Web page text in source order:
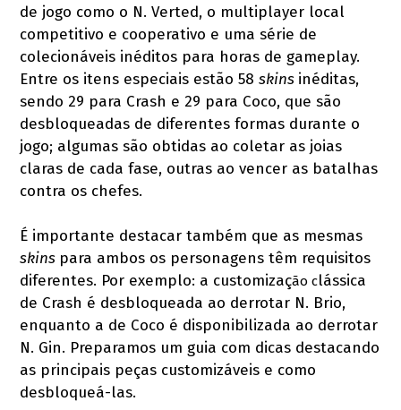
de jogo como o N. Verted, o multiplayer local
competitivo e cooperativo e uma série de
colecionáveis inéditos para horas de gameplay.
Entre os itens especiais estão 58skins inéditas,
sendo 29 para Crash e 29 para Coco, que são
desbloqueadas de diferentes formas durante o
jogo; algumas são obtidas ao coletar as joias
claras de cada fase, outras ao vencer as batalhas
contra os chefes.
É importante destacar também que as mesmas
skins para ambos os personagens têm requisitos
diferentes. Por exemplo: a customização clássica
de Crash é desbloqueada ao derrotar N. Brio,
enquanto a de Coco é disponibilizada ao derrotar
N. Gin. Preparamos um guia com dicas destacando
as principais peças customizáveis e como
desbloqueá-las.